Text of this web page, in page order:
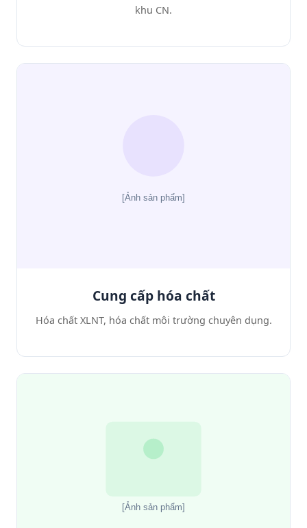
khu CN.
Cung cấp hóa chất
Hóa chất XLNT, hóa chất môi trường chuyên dụng.